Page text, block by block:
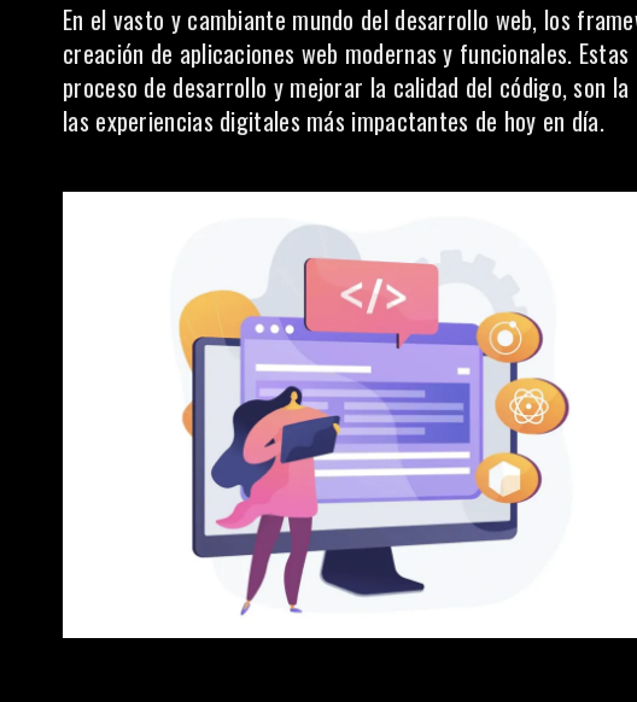
En el vasto y cambiante mundo del desarrollo web, los
creación de aplicaciones web modernas y funcionales.
proceso de desarrollo y mejorar la calidad del código, son
las experiencias digitales más impactantes de hoy en día.